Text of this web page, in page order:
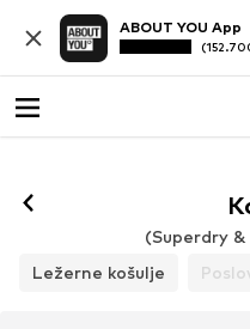
ABOUT YOU App
(Superdry
Ležerne košulje